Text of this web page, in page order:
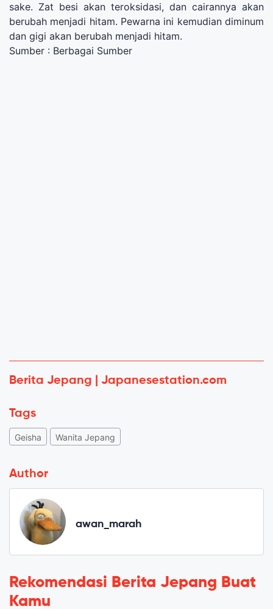
sake. Zat besi akan teroksidasi, dan cairannya akan
berubah menjadi hitam. Pewarna ini kemudian diminum
dan gigi akan berubah menjadi hitam.
Sumber : Berbagai Sumber
Berita Jepang | Japanesestation.com
Tags
Geisha Wanita Jepang
Author
awan_marah
Rekomendasi Berita Jepang Buat
Kamu